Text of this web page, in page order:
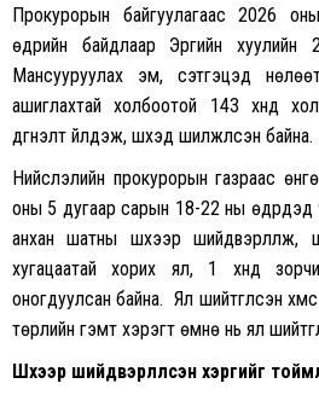
Прокурорын байгуулагаас 2026
өдрийн байдлаар Эрүүгийн хуулийн
Мансууруулах эм, сэтгэцэд
ашиглахтай холбоотой 143 хүнд
дүгнэлт үйлдэж, шүүхэд шилжүүлсэн байна.
Нийслэлийн прокурорын газраас
оны 5 дугаар сарын 18-22 ны өдрүүдэд
анхан шатны шүүхээр
хугацаатай хорих ял, 1 хүнд
оногдуулсан байна. Ял шийтгүүлсэн
төрлийн гэмт хэрэгт өмнө нь ял
Шүүхээр шийдвэрлүүлсэн хэргийг